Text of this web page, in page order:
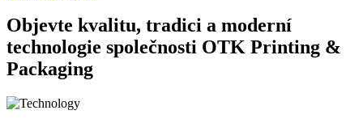
Objevte kvalitu, tradici a moderní
technologie společnosti OTK Printing &
Packaging